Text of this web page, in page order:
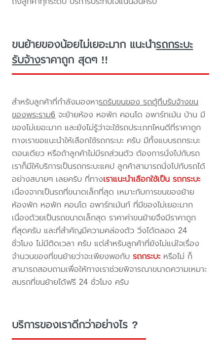
ขนย้ายของน้อยไม่เยอะมาก แนะนำรถกระบะ
รับจ้างราคาถูก สุดๆ !!
สำหรับลูกค้าที่กำลังมองหารถรับขนของ รถตู้ทึบรับจ้างขน
ของพระราม6 จะย้ายห้อง หอพัก คอนโด อพาร์ทเม้น บ้าน มี
ของไม่เยอะมาก และยังไม่รู้ว่าจะใช้รถประเภทไหนดีที่ราคาถูก
ทางเราขอแนะนำให้เลือกใช้รถกระบะ ครับ มีทั้งแบบรถกระบะ
ตอนเดียว หรือถ้าลูกค้าไม่มีรถส่วนตัว ต้องการนั่งไปกับรถ
เราก็มีให้บริการเป็นรถกระบะแคป ลูกค้าสามารถนั่งไปกับรถได้
อย่างสบายๆ เลยครับ ที่ทางเราแนะนำเลือกใช้เป็น รถกระบะ
เนื่องจากเป็นรถที่ขนาดเล็กที่สุด เหมาะกับการขนของย้าย
ห้องพัก หอพัก คอนโด อพาร์ทเม้นท์ ที่มีของไม่เยอะมาก
เนื่องด้วยเป็นรถขนาดเล็กสุด ราคาค่าขนย้ายจึงมีราคาถูก
ที่สุดครับ และที่สำคัญมีความคล่องตัว วิ่งได้ตลอด 24
ชั่วโมง ไม่มีติดเวลา ครับ แต่สำหรับลูกค้าที่ยังไม่แน่ใจเรื่อง
จำนวนของที่ขนย้ายว่าจะเพียงพอกับรถกระบะ หรือไม่ ก็
สามารถสอบถามเพื่อให้ทางเราช่วยพิจารณาขนาดความเหมาะ
สมรถที่ขนย้ายได้ฟรี 24 ชั่วโมง ครับ
บริการของเราดีกว่าอย่างไร ?